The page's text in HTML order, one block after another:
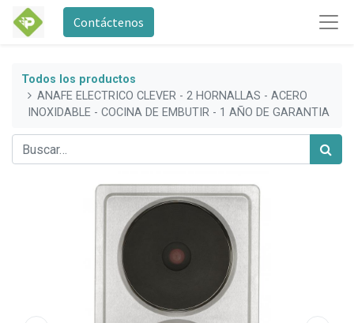
Contáctenos
Todos los productos
ANAFE ELECTRICO CLEVER - 2 HORNALLAS - ACERO
INOXIDABLE - COCINA DE EMBUTIR - 1 AÑO DE GARANTIA